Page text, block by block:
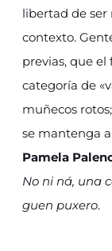
libertad de ser
contexto.
previas, que
categoría de
muñecos
se mantenga
Pamela
No ni ná, una
guen puxero.